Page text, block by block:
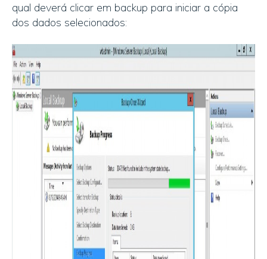
qual deverá clicar em backup para iniciar a cópia
dos dados selecionados: